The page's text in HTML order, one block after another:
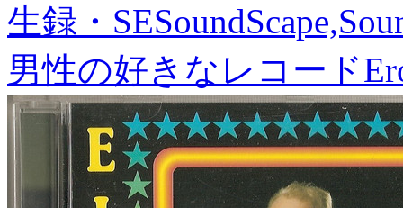
生録・SE
男性の好きなレコード